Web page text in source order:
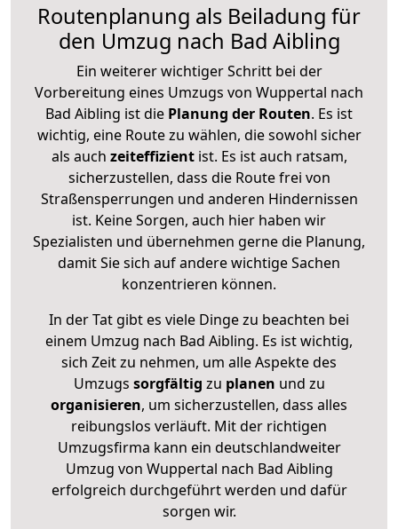
Routenplanung als Beiladung für
den Umzug nach Bad Aibling
Ein weiterer wichtiger Schritt bei der
Vorbereitung eines Umzugs von Wuppertal nach
Bad Aibling ist die Planung der Routen. Es ist
wichtig, eine Route zu wählen, die sowohl sicher
als auch zeiteffizientist. Es ist auch ratsam,
sicherzustellen, dass die Route frei von
Straßensperrungen und anderen Hindernissen
ist. Keine Sorgen, auch hier haben wir
Spezialisten und übernehmen gerne die Planung,
damit Sie sich auf andere wichtige Sachen
konzentrieren können.
In der Tat gibt es viele Dinge zu beachten bei
einem Umzug nach Bad Aibling. Es ist wichtig,
sich Zeit zu nehmen, um alle Aspekte des
Umzugs sorgfältig zu planen und zu
organisieren, um sicherzustellen, dass alles
reibungslos verläuft. Mit der richtigen
Umzugsfirma kann ein deutschlandweiter
Umzug von Wuppertal nach Bad Aibling
erfolgreich durchgeführt werden und dafür
sorgen wir.